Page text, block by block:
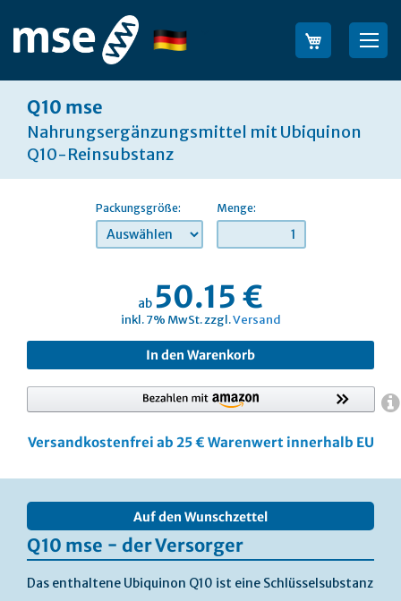
zum
Inhalt
Sprache
Q10 mse
Nahrungsergänzungsmittel mit Ubiquinon
Q10-Reinsubstanz
Packungsgröße: Menge:
ab 50.15 €
inkl. 7% MwSt. zzgl.Versand
In den Warenkorb
Auf den Wunschzettel
Versandkostenfrei ab 25 € Warenwert innerhalb EU
Q10 mse − der Versorger
Das enthaltene Ubiquinon Q10 ist eine Schlüsselsubstanz